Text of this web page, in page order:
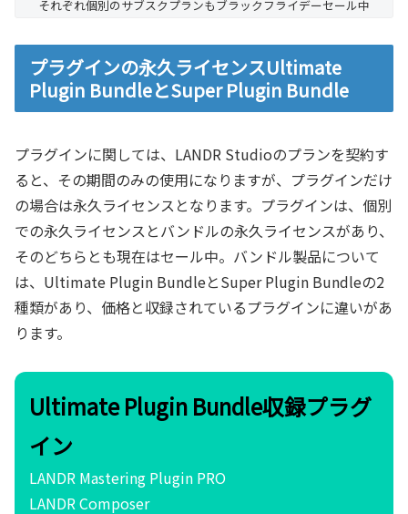
それぞれ個別のサブスクプランもブラックフライデーセール中
プラグインの永久ライセンスUltimate
Plugin BundleとSuper Plugin Bundle
プラグインに関しては、LANDR Studioのプランを契約す
ると、その期間のみの使用になりますが、プラグインだけ
の場合は永久ライセンスとなります。プラグインは、個別
での永久ライセンスとバンドルの永久ライセンスがあり、
そのどちらとも現在はセール中。バンドル製品について
は、Ultimate Plugin BundleとSuper Plugin Bundleの2
種類があり、価格と収録されているプラグインに違いがあ
ります。
Ultimate Plugin Bundle収録プラグ
イン
LANDR Mastering Plugin PRO
LANDR Composer